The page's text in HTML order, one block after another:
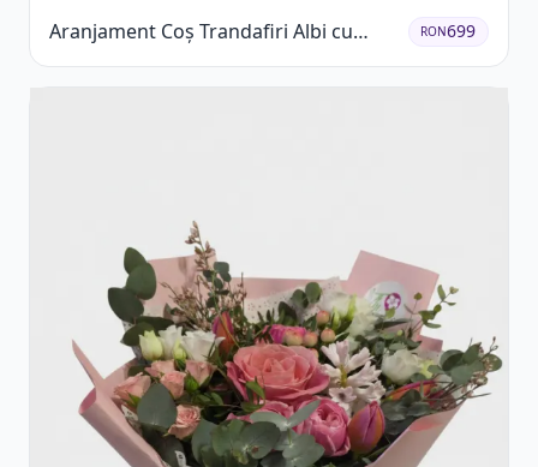
Aranjament Coș Trandafiri Albi cu
Accent Roșu
RON699